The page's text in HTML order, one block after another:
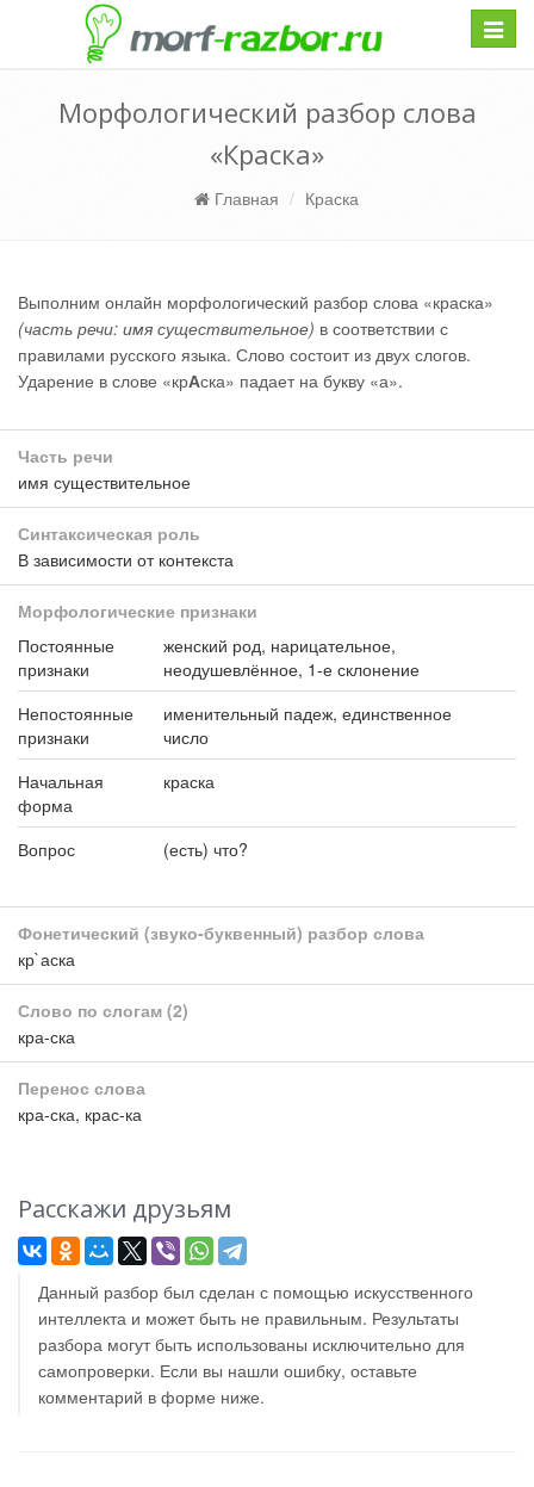
Морфологический разбор слова
«Краска»
Главная Краска
Выполним онлайн морфологический разбор слова «краска»
(часть речи: имя существительное) в соответствии с
правилами русского языка. Слово состоит из двух слогов.
Ударение в слове «крАска» падает на букву «а».
Часть речи
имя существительное
Синтаксическая роль
В зависимости от контекста
Морфологические признаки
Постоянные
признаки
женский род, нарицательное,
неодушевлённое, 1-е склонение
Непостоянные
признаки
именительный падеж, единственное
число
Начальная
форма
краска
Вопрос (есть) что?
Фонетический (звуко-буквенный) разбор слова
кр`аска
Слово по слогам (2)
кра-ска
Перенос слова
кра-ска, крас-ка
Расскажи друзьям
Данный разбор был сделан с помощью искусственного
интеллекта и может быть не правильным. Результаты
разбора могут быть использованы исключительно для
самопроверки. Если вы нашли ошибку, оставьте
комментарий в форме ниже.